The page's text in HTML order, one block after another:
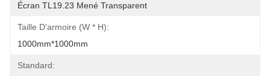
Écran TL19.23 Mené Transparent
Taille D'armoire (W * H):
1000mm*1000mm
Standard: